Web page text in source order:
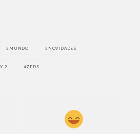
MUNDO NOVIDADES
2 ZEDS